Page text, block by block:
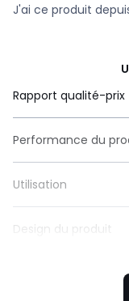
J'ai ce produit
Rapport qualité-prix
Performance du
Utilisation
Design du produit